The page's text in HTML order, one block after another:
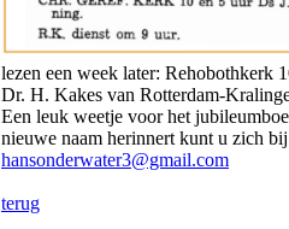
lezen een week later: Rehobothkerk
Dr. H. Kakes van Rotterdam-
Een leuk weetje voor het
nieuwe naam herinnert kunt u zich
hansonderwater3@gmail.com
terug